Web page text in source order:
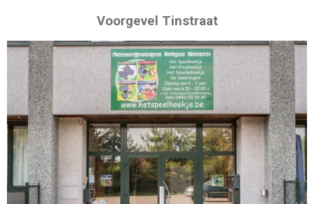
Voorgevel Tinstraat